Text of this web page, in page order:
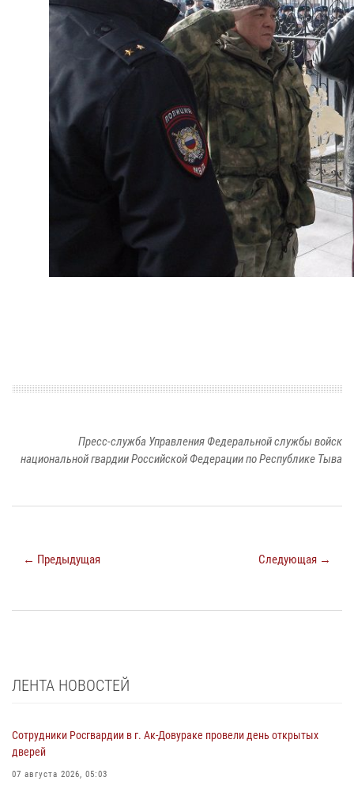
Пресс-служба Управления Федеральной службы войск
национальной гвардии Российской Федерации по Республике Тыва
← Предыдущая Следующая →
ЛЕНТА НОВОСТЕЙ
Сотрудники Росгвардии в г. Ак-Довураке провели день открытых
дверей
07 августа 2026, 05:03